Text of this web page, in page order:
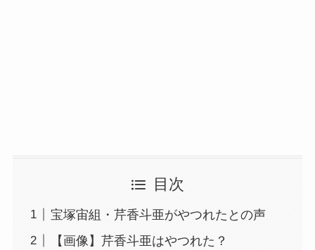
目次
宝塚宙組・芹香斗亜がやつれたとの声
【画像】芹香斗亜はやつれた？